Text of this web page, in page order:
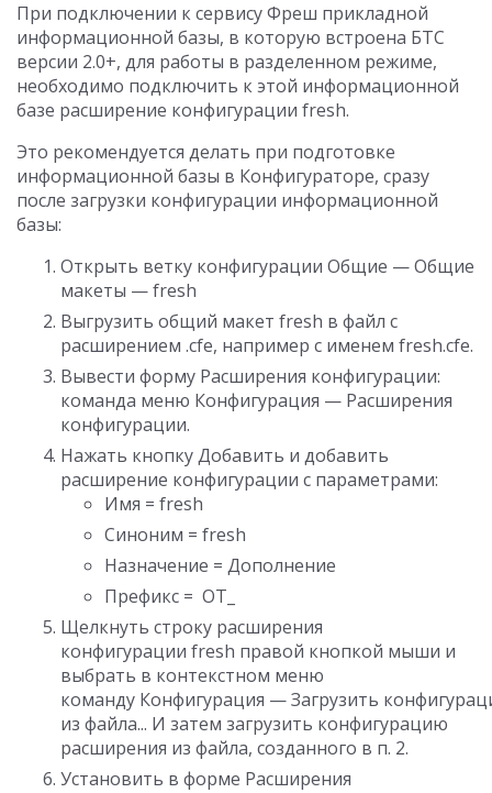
При подключении к сервису Фреш прикладной
информационной базы, в которую встроена БТС
версии 2.0+, для работы в разделенном режиме,
необходимо подключить к этой информационной
базе расширение конфигурации fresh.
Это рекомендуется делать при подготовке
информационной базы в Конфигураторе, сразу
после загрузки конфигурации информационной
базы:
Открыть ветку конфигурации Общие — Общие
макеты — fresh
Выгрузить общий макет fresh в файл с
расширением .cfe, например с именем fresh.cfe.
Вывести форму Расширения конфигурации:
команда меню Конфигурация — Расширения
конфигурации.
Нажать кнопку Добавить и добавить
расширение конфигурации с параметрами:
Имя = fresh
Синоним = fresh
Назначение = Дополнение
Префикс = OT_
Щелкнуть строку расширения
конфигурации fresh правой кнопкой мыши и
выбрать в контекстном меню
команду Конфигурация — Загрузить
из файла... И затем загрузить конфигурацию
расширения из файла, созданного в п. 2.
Установить в форме Расширения